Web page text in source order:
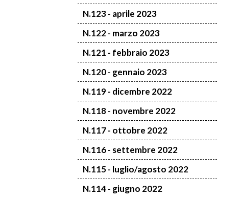
N.123 - aprile 2023
N.122 - marzo 2023
N.121 - febbraio 2023
N.120 - gennaio 2023
N.119 - dicembre 2022
N.118 - novembre 2022
N.117 - ottobre 2022
N.116 - settembre 2022
N.115 - luglio/agosto 2022
N.114 - giugno 2022